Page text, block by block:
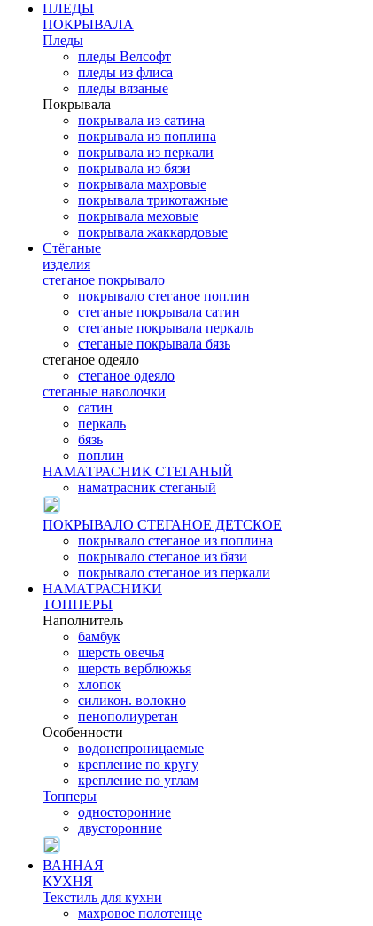
ПЛЕДЫ
ПОКРЫВАЛА
Пледы
пледы Велсофт
пледы из флиса
пледы вязаные
Покрывала
покрывала из сатина
покрывала из поплина
покрывала из перкали
покрывала из бязи
покрывала махровые
покрывала трикотажные
покрывала меховые
покрывала жаккардовые
Стёганые
изделия
стеганое покрывало
покрывало стеганое поплин
стеганые покрывала сатин
стеганые покрывала перкаль
стеганые покрывала бязь
стеганое одеяло
стеганое одеяло
стеганые наволочки
сатин
перкаль
бязь
поплин
НАМАТРАСНИК СТЕГАНЫЙ
наматрасник стеганый
ПОКРЫВАЛО СТЕГАНОЕ ДЕТСКОЕ
покрывало стеганое из поплина
покрывало стеганое из бязи
покрывало стеганое из перкали
НАМАТРАСНИКИ
ТОППЕРЫ
Наполнитель
бамбук
шерсть овечья
шерсть верблюжья
хлопок
силикон. волокно
пенополиуретан
Особенности
водонепроницаемые
крепление по кругу
крепление по углам
Топперы
односторонние
двусторонние
ВАННАЯ
КУХНЯ
Текстиль для кухни
махровое полотенце